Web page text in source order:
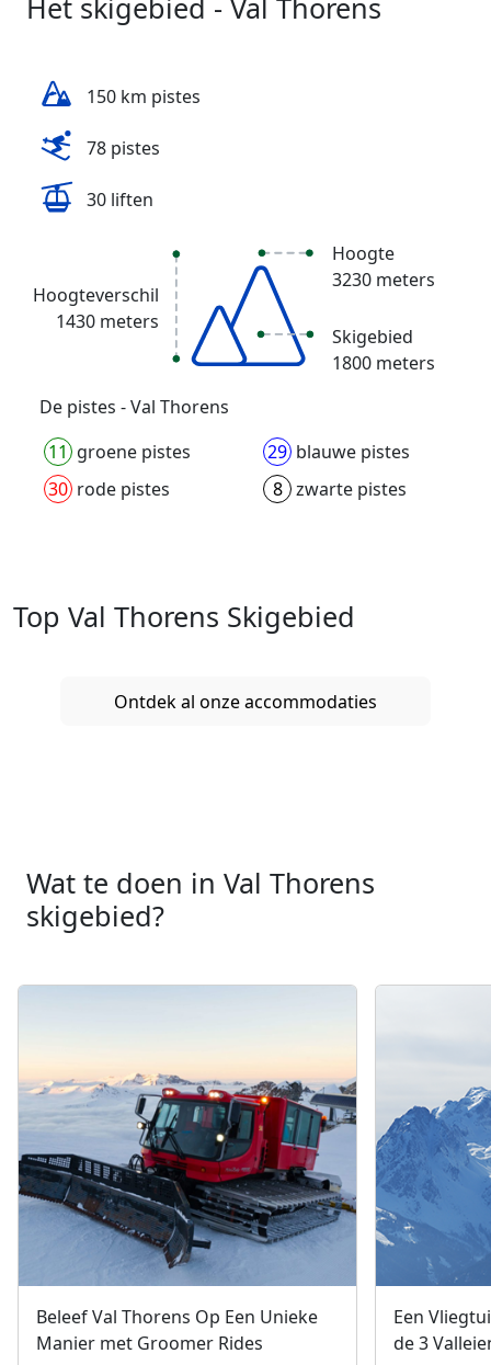
Het skigebied - Val Thorens
150 km pistes
78 pistes
30 liften
Hoogteverschil
1430 meters
Hoogte
3230 meters
Skigebied
1800 meters
De pistes - Val Thorens
11 groene pistes 29 blauwe pistes
30 rode pistes 8 zwarte pistes
Top Val Thorens Skigebied
Ontdek al onze accommodaties
Wat te doen in Val Thorens
skigebied?
Beleef Val Thorens Op Een Unieke
Manier met Groomer Rides
Een
de 3